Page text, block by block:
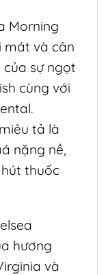
Morning
mát và cân
của sự ngọt
cùng với
tả là
nặng nề,
thuốc
hương
và